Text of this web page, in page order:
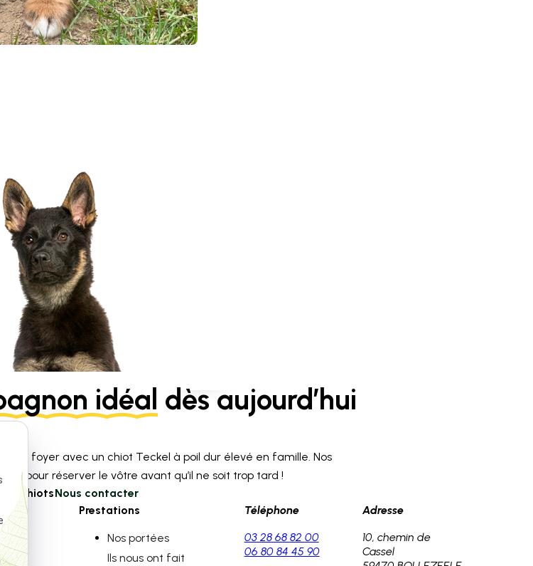
idéal dès aujourd’hui
foyer avec un chiot Teckel à poil dur élevé en famille. Nos
pour réserver le vôtre avant qu’il ne soit trop tard !
nos chiotsNous contacter
Prestations
Nos portées
Ils nous ont fait
Téléphone
03 28 68 82 00
06 80 84 45 90
Adresse
10, chemin de
Cassel